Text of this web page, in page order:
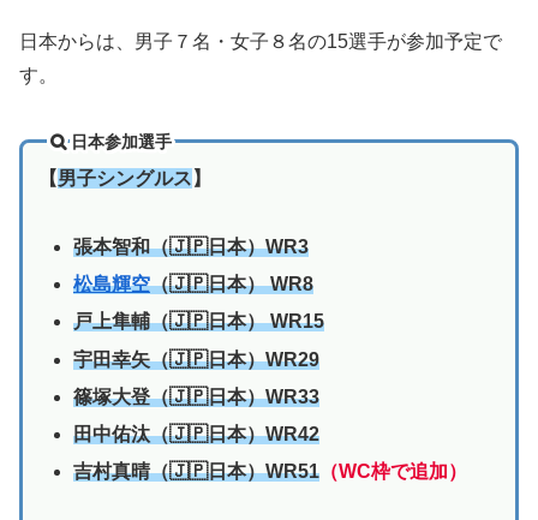
日本からは、男子７名・女子８名の15選手が参加予定で
す。
日本参加選手
【男子シングルス 】
張本智和（🇯🇵日本）WR3
松島輝空（🇯🇵日本） WR8
戸上隼輔（🇯🇵日本） WR15
宇田幸矢（🇯🇵日本）WR29
篠塚大登（🇯🇵日本）WR33
田中佑汰（🇯🇵日本）WR42
吉村真晴（🇯🇵日本）WR51（WC枠で追加）